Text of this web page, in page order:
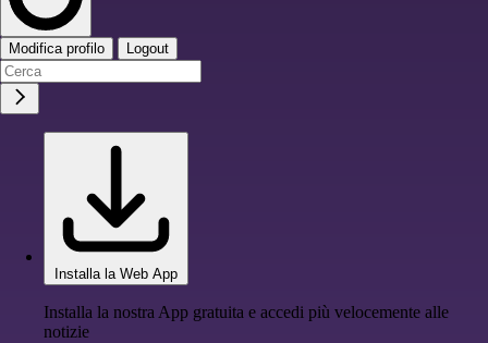
Modifica profilo Logout
Installa la Web App
Installa la nostra App gratuita e accedi più velocemente alle
notizie